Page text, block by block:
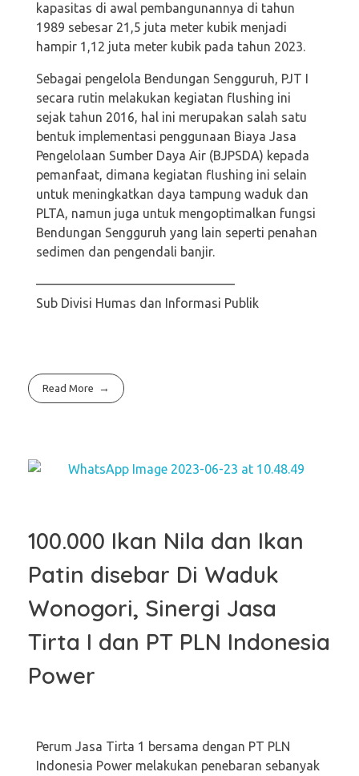
kapasitas di awal pembangunannya di tahun
1989 sebesar 21,5 juta meter kubik menjadi
hampir 1,12 juta meter kubik pada tahun 2023.
Sebagai pengelola Bendungan Sengguruh, PJT I
secara rutin melakukan kegiatan flushing ini
sejak tahun 2016, hal ini merupakan salah satu
bentuk implementasi penggunaan Biaya Jasa
Pengelolaan Sumber Daya Air (BJPSDA) kepada
pemanfaat, dimana kegiatan flushing ini selain
untuk meningkatkan daya tampung waduk dan
PLTA, namun juga untuk mengoptimalkan fungsi
Bendungan Sengguruh yang lain seperti penahan
sedimen dan pengendali banjir.
———————————————–
Sub Divisi Humas dan Informasi Publik
Read More
100.000 Ikan Nila dan Ikan
Patin disebar Di Waduk
Wonogori, Sinergi Jasa
Tirta I dan PT PLN Indonesia
Power
Perum Jasa Tirta 1 bersama dengan PT PLN
Indonesia Power melakukan penebaran sebanyak